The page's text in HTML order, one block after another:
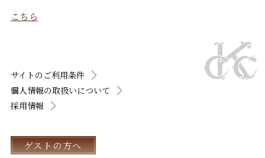
こちら
サイトのご利用条件
個人情報の取扱いについて
採用情報
ゲストの方へ